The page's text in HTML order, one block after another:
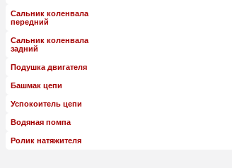
Сальник коленвала
передний
Сальник коленвала
задний
Подушка двигателя
Башмак цепи
Успокоитель цепи
Водяная помпа
Ролик натяжителя